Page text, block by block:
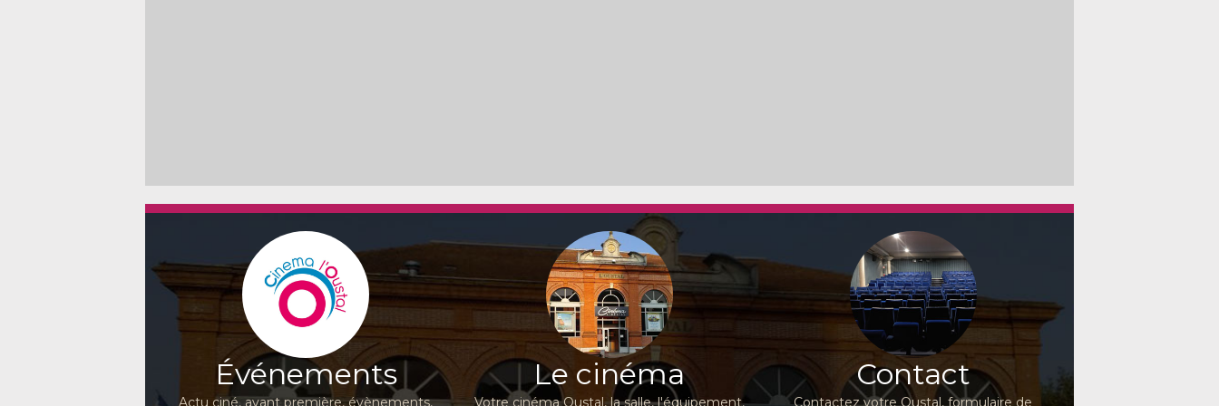
Événements
Actu ciné, avant première, évènements,
Le cinéma
Votre cinéma Oustal, la salle, l'équipement,
Contact
Contactez votre Oustal, formulaire de